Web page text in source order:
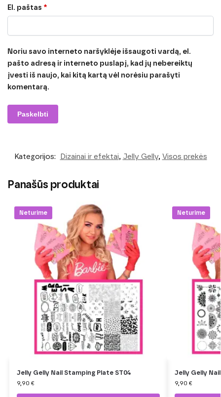
El. paštas *
Noriu savo interneto naršyklėje išsaugoti vardą, el.
pašto adresą ir interneto puslapį, kad jų nebereiktų
įvesti iš naujo, kai kitą kartą vėl norėsiu parašyti
komentarą.
Kategorijos: Dizainai ir efektai, Jelly Gelly, Visos prekės
Panašūs produktai
Neturime
Jelly Gelly Nail Stamping Plate ST04
9,90 €
Neturime
Jelly Gelly
9,90 €